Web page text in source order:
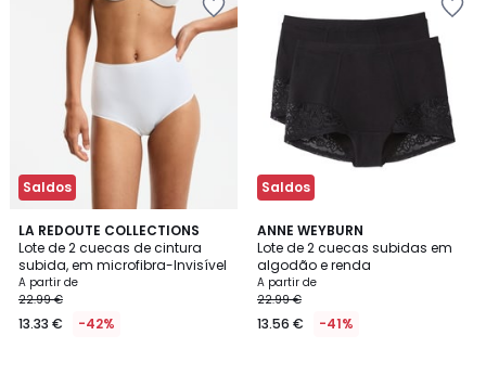
Saldos
LA REDOUTE COLLECTIONS
Lote de 2 cuecas de cintura
subida, em microfibra-Invisível
A partir de
22.99 €
13.33 € -42%
4,6
/ 5
3
Cores
Saldos
ANNE WEYBURN
Lote de 2 cuecas subidas em
algodão e renda
A partir de
22.99 €
13.56 € -41%
4,5
/ 5
2
Cores